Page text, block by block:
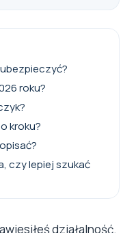
roku?
kroku?
czy lepiej szukać
działalność.